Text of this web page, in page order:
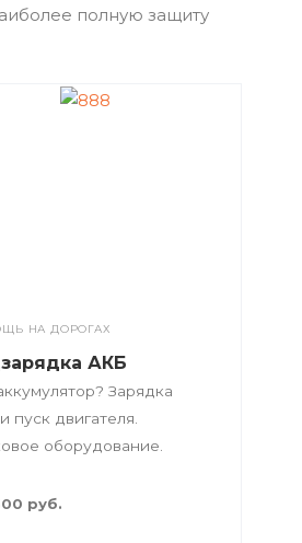
полную защиту
НА ДОРОГАХ
АКБ
Зарядка
пуск двигателя.
оборудование.
руб.